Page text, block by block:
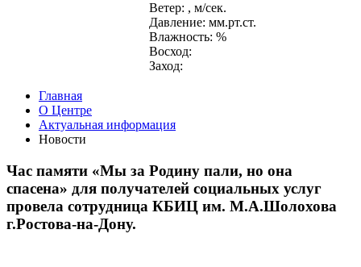
Ветер: , м/сек.
Давление: мм.рт.ст.
Влажность: %
Восход:
Заход:
Главная
О Центре
Актуальная информация
Новости
Час памяти «Мы за Родину пали, но она
спасена» для получателей социальных услуг
провела сотрудница КБИЦ им. М.А.Шолохова
г.Ростова-на-Дону.